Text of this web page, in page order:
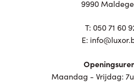
9990
T: 050 71 60
E:
Maandag - Vrijdag: